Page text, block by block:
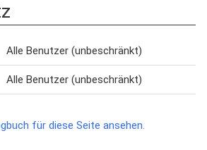
Alle Benutzer (unbeschränkt)
Alle Benutzer (unbeschränkt)
für diese Seite ansehen.